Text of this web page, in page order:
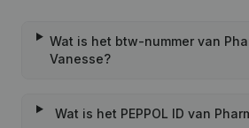
Wat is het btw-nummer van
Vanesse?
Wat is het PEPPOL ID van